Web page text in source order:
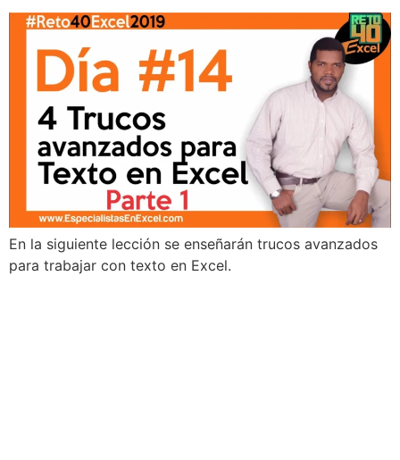
En la siguiente lección se enseñarán trucos avanzados
para trabajar con texto en Excel.